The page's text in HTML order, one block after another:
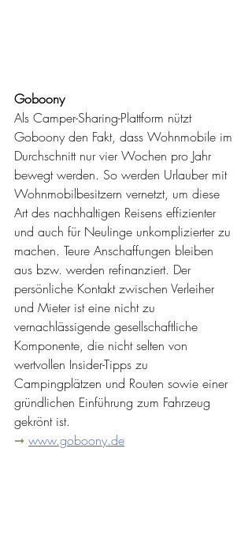
Goboony
Als Camper-Sharing-Plattform nützt
Goboony den Fakt, dass Wohnmobile im
Durchschnitt nur vier Wochen pro Jahr
bewegt werden. So werden Urlauber mit
Wohnmobilbesitzern vernetzt, um diese
Art des nachhaltigen Reisens effizienter
und auch für Neulinge unkomplizierter zu
machen. Teure Anschaffungen bleiben
aus bzw. werden refinanziert. Der
persönliche Kontakt zwischen Verleiher
und Mieter ist eine nicht zu
vernachlässigende gesellschaftliche
Komponente, die nicht selten von
wertvollen Insider-Tipps zu
Campingplätzen und Routen sowie einer
gründlichen Einführung zum Fahrzeug
gekrönt ist.
➞ www.goboony.de